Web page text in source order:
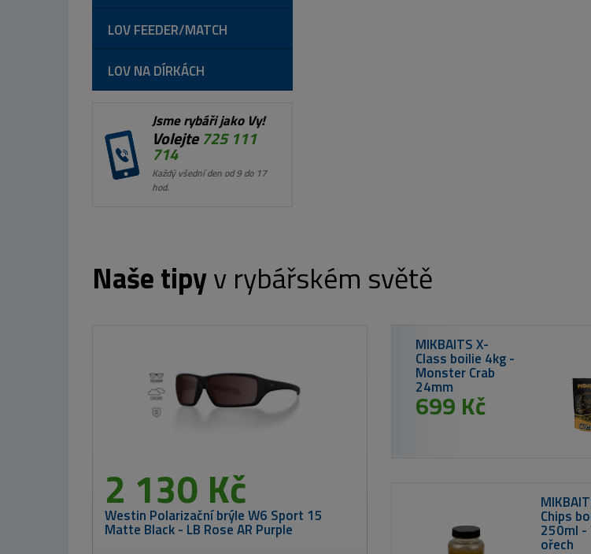
LOV FEEDER/MATCH
LOV NA DÍRKÁCH
Jsme rybáři jako Vy!
Volejte725 111
714
Každý všední den od 9 do 17
hod.
Naše tipyv rybářském světě
MIKBAITS Corn
Chips booster
250ml - Tygří
MIKADO Hadička TUBE - SILICONE RUBBER
od 59 Kč